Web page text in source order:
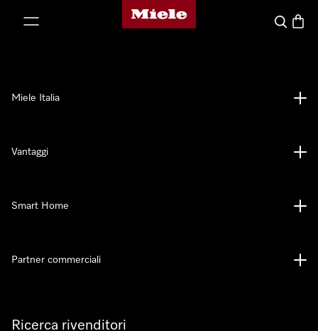
Homepage di Miele
Cerca
Ricerca rivenditori
Miele Italia
Vantaggi
Smart Home
Partner commerciali